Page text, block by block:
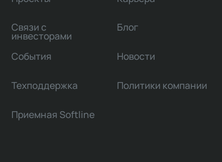
Связи с
инвесторами
Блог
События Новости
Техподдержка Политики компании
Приемная Softline